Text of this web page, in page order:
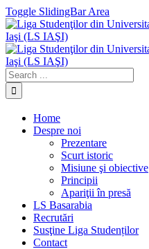
Toggle SlidingBar Area
Home
Despre noi
Prezentare
Scurt istoric
Misiune şi obiective
Principii
Apariţii în presă
LS Basarabia
Recrutări
Susţine Liga Studenților
Contact